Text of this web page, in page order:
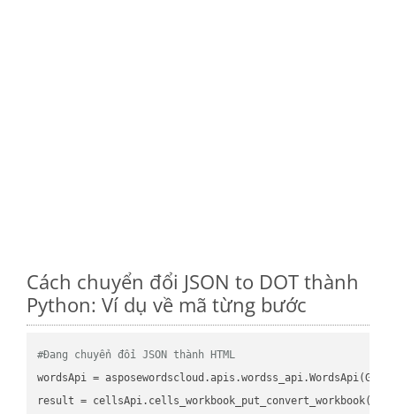
Cách chuyển đổi JSON to DOT thành
Python: Ví dụ về mã từng bước
#Đang chuyển đổi JSON thành HTML
wordsApi =
result =